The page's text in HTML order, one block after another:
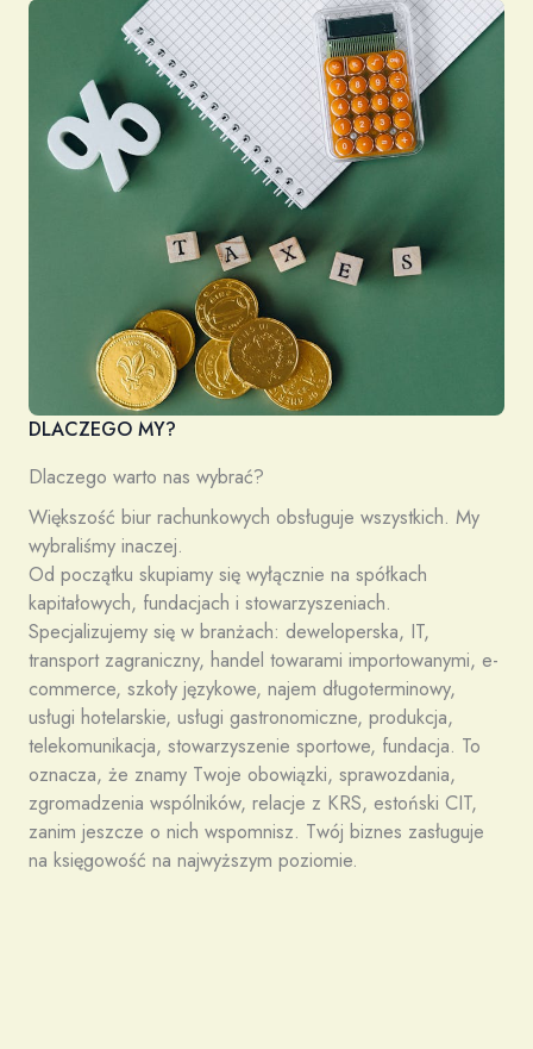
DLACZEGO MY?
Dlaczego warto nas wybrać?
Większość biur rachunkowych obsługuje wszystkich. My
wybraliśmy inaczej.
Od początku skupiamy się wyłącznie na spółkach
kapitałowych, fundacjach i stowarzyszeniach.
Specjalizujemy się w branżach: deweloperska, IT,
transport zagraniczny, handel towarami importowanymi, e-
commerce, szkoły językowe, najem długoterminowy,
usługi hotelarskie, usługi gastronomiczne, produkcja,
telekomunikacja, stowarzyszenie sportowe, fundacja. To
oznacza, że znamy Twoje obowiązki, sprawozdania,
zgromadzenia wspólników, relacje z KRS, estoński CIT,
zanim jeszcze o nich wspomnisz. Twój biznes zasługuje
na księgowość na najwyższym poziomie.